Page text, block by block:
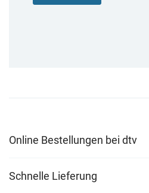
Online Bestellungen bei dtv
Schnelle Lieferung